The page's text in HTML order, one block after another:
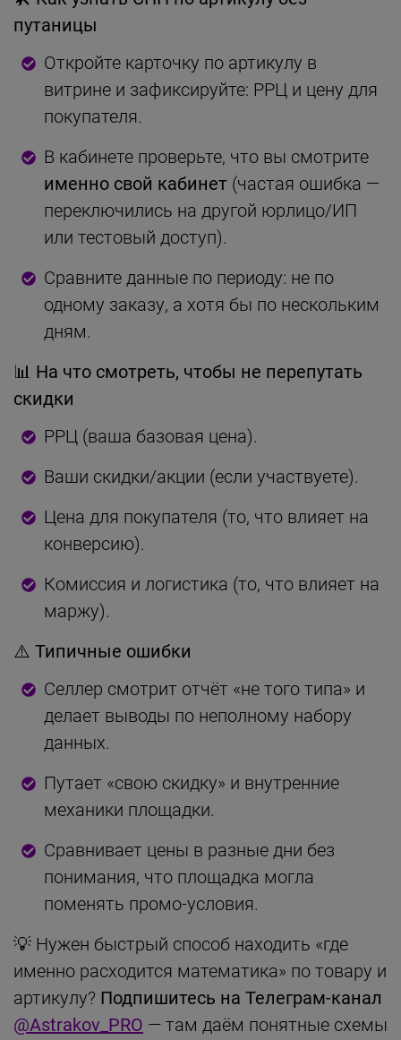
путаницы
Откройте карточку по артикулу в
витрине и зафиксируйте: РРЦ и цену для
покупателя.
В кабинете проверьте, что вы смотрите
именно свой кабинет (частая ошибка —
переключились на другой юрлицо/ИП
или тестовый доступ).
Сравните данные по периоду: не по
одному заказу, а хотя бы по нескольким
дням.
📊 На что смотреть, чтобы не перепутать
скидки
РРЦ (ваша базовая цена).
Ваши скидки/акции (если участвуете).
Цена для покупателя (то, что влияет на
конверсию).
Комиссия и логистика (то, что влияет на
маржу).
⚠️ Типичные ошибки
Селлер смотрит отчёт «не того типа» и
делает выводы по неполному набору
данных.
Путает «свою скидку» и внутренние
механики площадки.
Сравнивает цены в разные дни без
понимания, что площадка могла
поменять промо-условия.
💡 Нужен быстрый способ находить «где
именно расходится математика» по товару и
артикулу? Подпишитесь на Телеграм-канал
@Astrakov_PRO — там даём понятные схемы